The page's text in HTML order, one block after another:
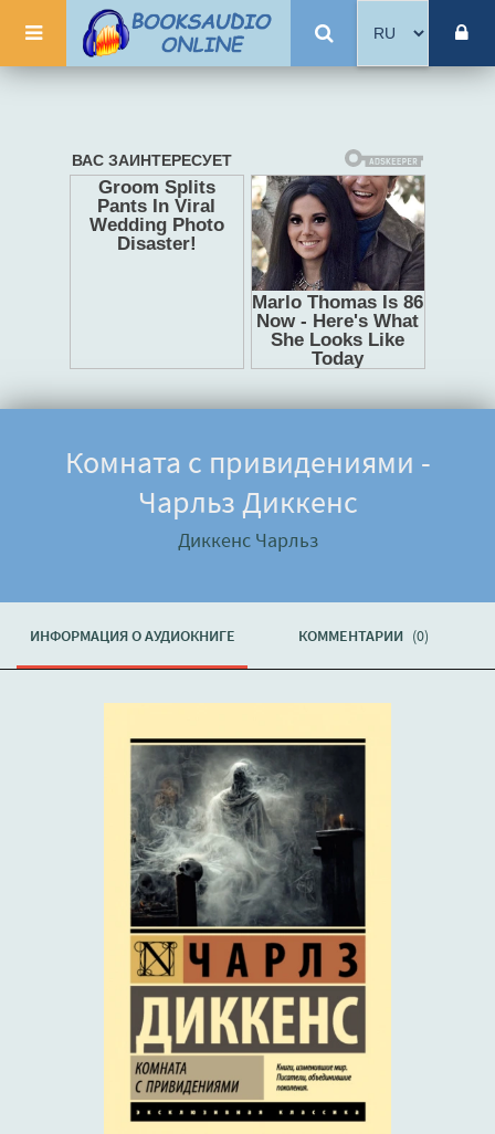
Комната с привидениями -
Чарльз Диккенс
Диккенс Чарльз
ИНФОРМАЦИЯ О АУДИОКНИГЕ КОММЕНТАРИИ (0)